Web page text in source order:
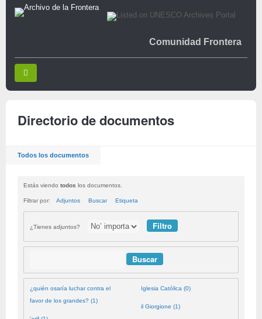
Comunidad Frontera
Directorio de documentos
Todos los documentos
Estás viendo todos los documentos.
Filtrar por: Adjuntos Buscar Etiqueta
¿Tienes adjuntos?
¿quién osaría luchar contra el
favor de los grandes? (1)
Iglesia Católica (0)
il Giorgione (1)